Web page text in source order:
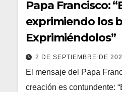
Papa Francisco:
exprimiendo los
Exprimiéndolos”
2 DE SEPTIEMBRE DE
El mensaje del Papa
creación es contundente: